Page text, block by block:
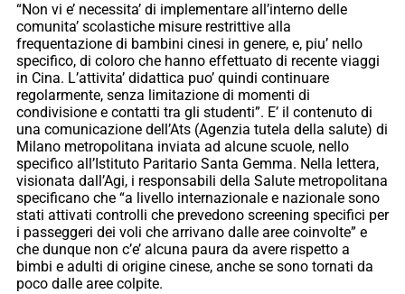
“Non vi e’ necessita’ di implementare all’interno delle
comunita’ scolastiche misure restrittive alla
frequentazione di bambini cinesi in genere, e, piu’ nello
specifico, di coloro che hanno effettuato di recente viaggi
in Cina. L’attivita’ didattica puo’ quindi continuare
regolarmente, senza limitazione di momenti di
condivisione e contatti tra gli studenti”. E’ il contenuto di
una comunicazione dell’Ats (Agenzia tutela della salute) di
Milano metropolitana inviata ad alcune scuole, nello
specifico all’Istituto Paritario Santa Gemma. Nella lettera,
visionata dall’Agi, i responsabili della Salute metropolitana
specificano che “a livello internazionale e nazionale sono
stati attivati controlli che prevedono screening specifici per
i passeggeri dei voli che arrivano dalle aree coinvolte” e
che dunque non c’e’ alcuna paura da avere rispetto a
bimbi e adulti di origine cinese, anche se sono tornati da
poco dalle aree colpite.